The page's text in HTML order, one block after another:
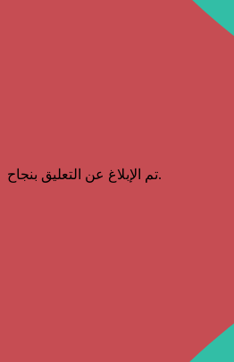
تم الإبلاغ عن التعليق بنجاح.